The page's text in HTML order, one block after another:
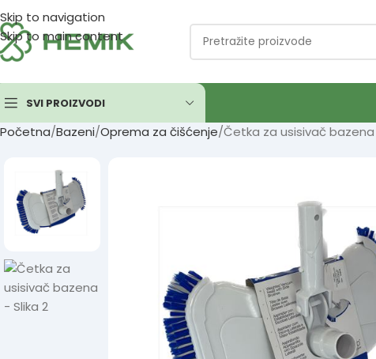
Skip to navigation
Skip to main content
SVI PROIZVODI
Početna Bazeni Oprema za čišćenje Četka za usisivač bazena